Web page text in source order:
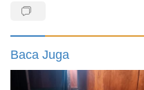
Baca Juga